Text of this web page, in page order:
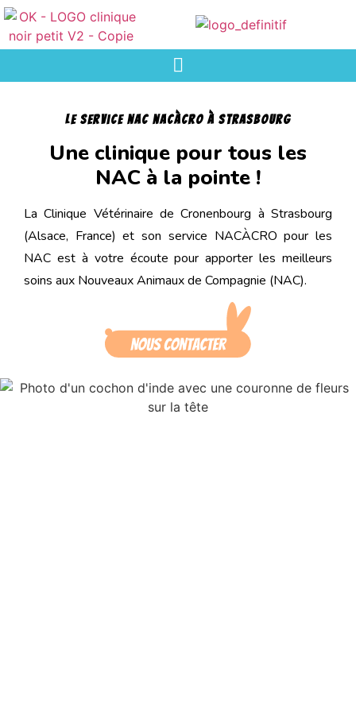
LE service nac nacàcro à strasbourg
Une clinique pour tous les
NAC à la pointe !
La Clinique Vétérinaire de Cronenbourg à Strasbourg
(Alsace, France) et son service NACÀCRO pour les
NAC est à votre écoute pour apporter les meilleurs
soins aux Nouveaux Animaux de Compagnie (NAC).